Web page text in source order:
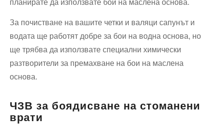
За почистване на вашите четки и валяци сапунът и
водата ще работят добре за бои на водна основа, но
ще трябва да използвате специални химически
разтворители за премахване на бои на маслена
основа.
ЧЗВ за боядисване на стоманени
врати